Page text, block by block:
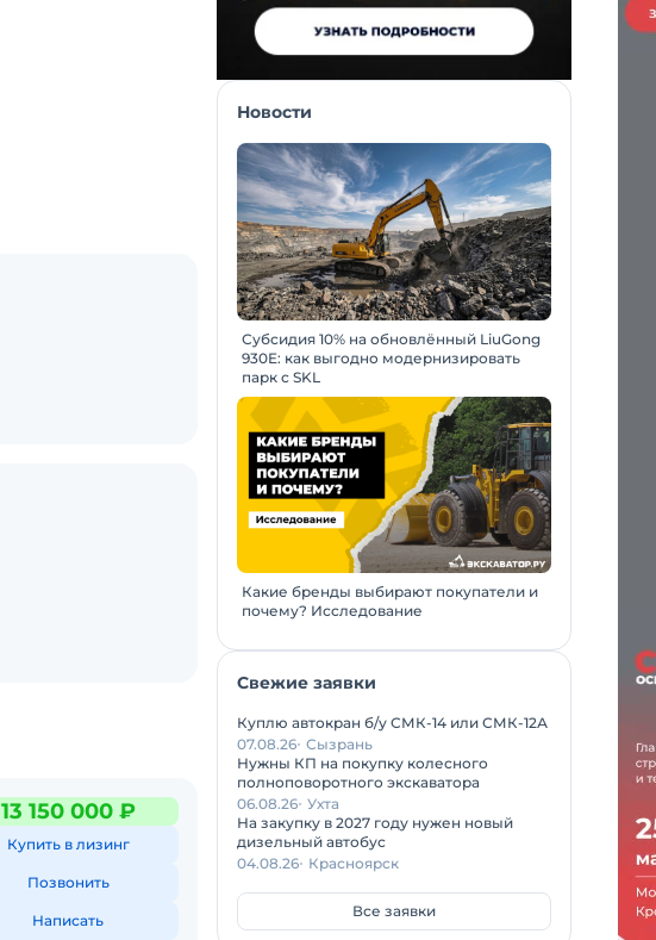
13 150 000 ₽
Купить в лизинг
Позвонить
Написать
Новости
Субсидия 10% на обновлённый LiuGong
930E: как выгодно модернизировать
парк с SKL
Какие бренды выбирают покупатели и
почему? Исследование
Свежие заявки
Куплю автокран б/у СМК-14 или СМК-12А
07.08.26 Сызрань
Нужны КП на покупку колесного
полноповоротного экскаватора
06.08.26 Ухта
На закупку в 2027 году нужен новый
дизельный автобус
04.08.26 Красноярск
Все заявки